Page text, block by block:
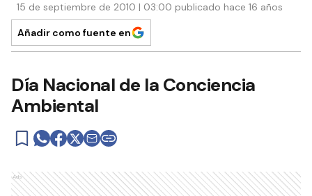
15 de septiembre de 2010 | 03:00 publicado hace 16 años
Añadir como fuente en
Día Nacional de la Conciencia
Ambiental
Ads